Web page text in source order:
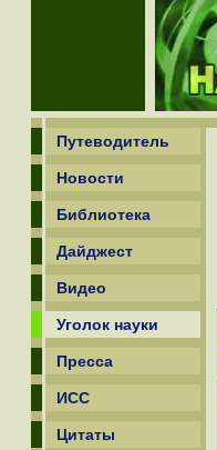
Путеводитель
Новости
Библиотека
Дайджест
Видео
Уголок науки
Пресса
ИСС
Цитаты